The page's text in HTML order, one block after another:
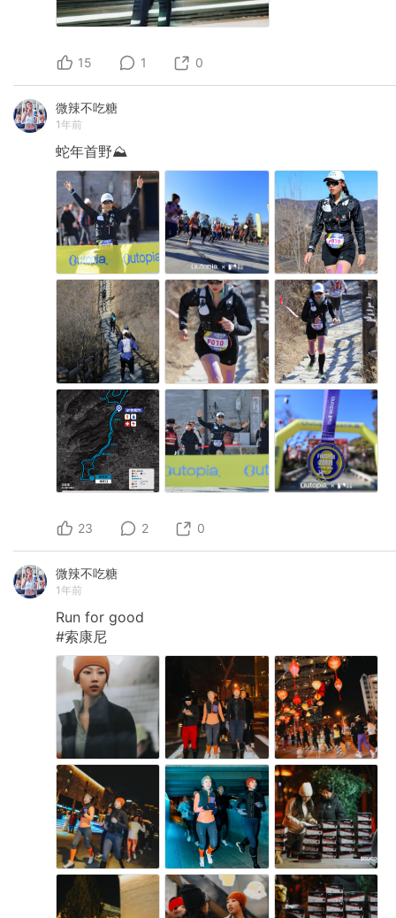
15 1 0
微辣不吃糖
1年前
蛇年首野⛰️
23 2 0
微辣不吃糖
1年前
Run for good
#索康尼